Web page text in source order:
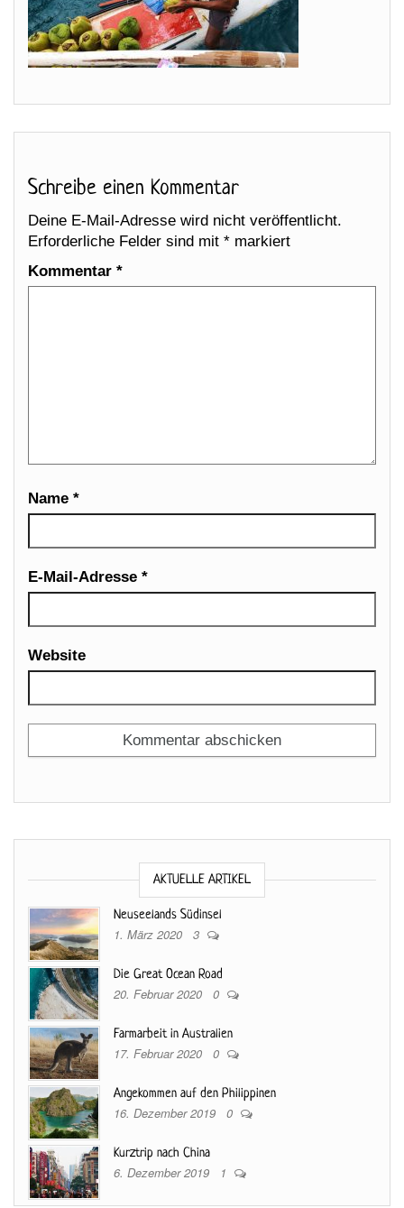
Schreibe einen Kommentar
Deine E-Mail-Adresse wird nicht veröffentlicht.
Erforderliche Felder sind mit * markiert
Kommentar *
Name *
E-Mail-Adresse *
Website
AKTUELLE ARTIKEL
Neuseelands Südinsel
1. März 2020 3
Die Great Ocean Road
20. Februar 2020 0
Farmarbeit in Australien
17. Februar 2020 0
Angekommen auf den Philippinen
16. Dezember 2019 0
Kurztrip nach China
6. Dezember 2019 1